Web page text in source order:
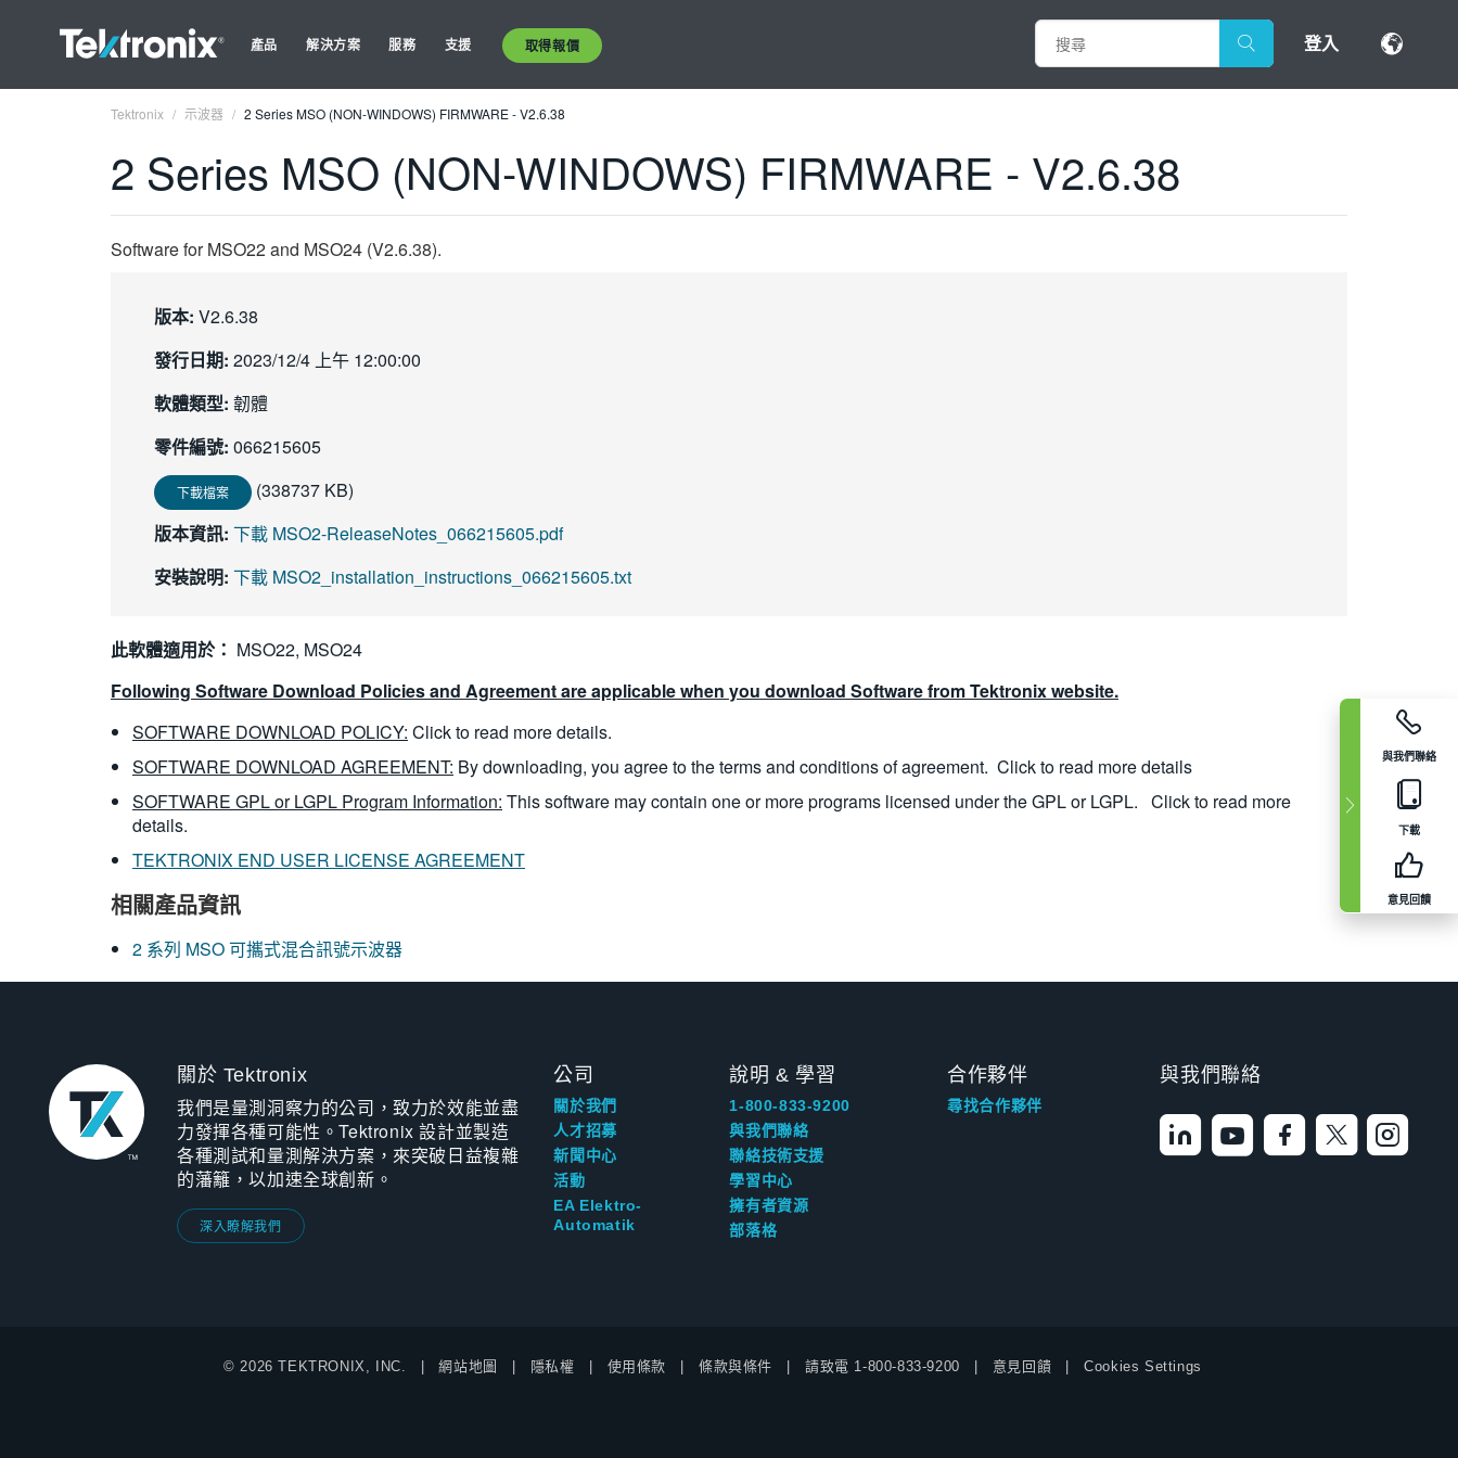
產品 解決方案 服務 支援 取得報價 登入
與我們聯絡
下載
意見回饋
Tektronix 示波器 2 Series MSO (NON-WINDOWS) FIRMWARE - V2.6.38
2 Series MSO (NON-WINDOWS) FIRMWARE - V2.6.38
Software for MSO22 and MSO24 (V2.6.38).
版本: V2.6.38
發行日期: 2023/12/4 上午 12:00:00
軟體類型: 韌體
零件編號: 066215605
下載檔案
(338737 KB)
版本資訊: 下載 MSO2-ReleaseNotes_066215605.pdf
安裝說明: 下載 MSO2_installation_instructions_066215605.txt
此軟體適用於： MSO22, MSO24
Following Software Download Policies and Agreement are applicable when you download Software from Tektronix website.
SOFTWARE DOWNLOAD POLICY: Click to read more details.
SOFTWARE DOWNLOAD AGREEMENT: By downloading, you agree to the terms and conditions of agreement. Click to read more details
SOFTWARE GPL or LGPL Program Information: This software may contain one or more programs licensed under the GPL or LGPL. Click to read more
details.
TEKTRONIX END USER LICENSE AGREEMENT
相關產品資訊
2 系列 MSO 可攜式混合訊號示波器
關於 Tektronix
我們是量測洞察力的公司，致力於效能並盡
力發揮各種可能性。Tektronix 設計並製造
各種測試和量測解決方案，來突破日益複雜
的藩籬，以加速全球創新。
深入瞭解我們
公司
關於我們
人才招募
新聞中心
活動
EA Elektro-
Automatik
說明 & 學習
1-800-833-9200
與我們聯絡
聯絡技術支援
學習中心
擁有者資源
部落格
合作夥伴
尋找合作夥伴
與我們聯絡
© 2026 TEKTRONIX, INC. 網站地圖 隱私權 使用條款 條款與條件 請致電 1-800-833-9200 意見回饋 Cookies Settings